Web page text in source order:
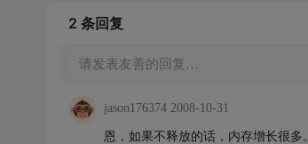
2 条回复
请发表友善的回复…
jason176374 2008-10-31
恩，如果不释放的话，内存增长很多。